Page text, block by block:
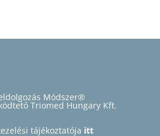
Módszer®
Triomed Hungary Kft.
tájékoztatója itt